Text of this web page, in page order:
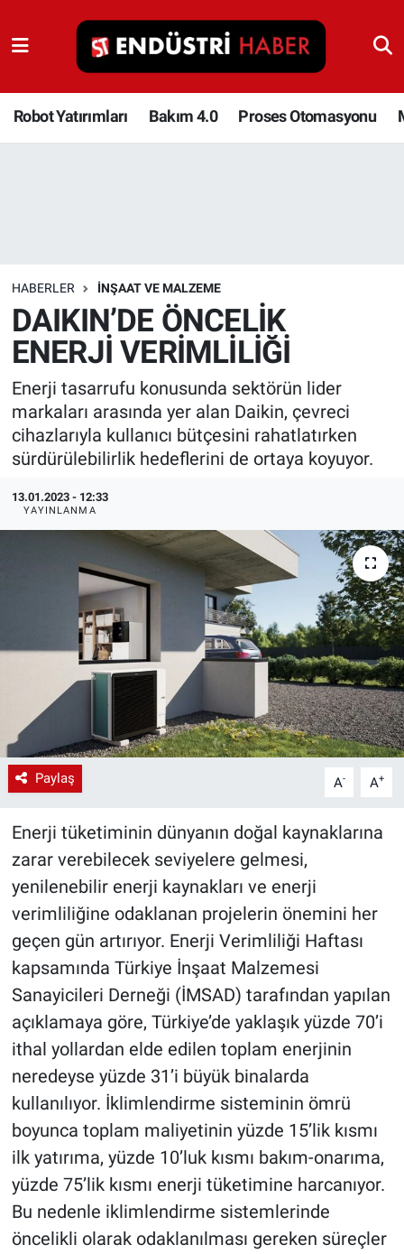
Robot Yatırımları Bakım 4.0 Proses Otomasyonu
HABERLER İNŞAAT VE MALZEME
DAIKIN’DE ÖNCELİK
ENERJİ VERİMLİLİĞİ
Enerji tasarrufu konusunda sektörün lider
markaları arasında yer alan Daikin, çevreci
cihazlarıyla kullanıcı bütçesini rahatlatırken
sürdürülebilirlik hedeflerini de ortaya koyuyor.
13.01.2023 - 12:33
YAYINLANMA
Paylaş A- A+
Enerji tüketiminin dünyanın doğal kaynaklarına
zarar verebilecek seviyelere gelmesi,
yenilenebilir enerji kaynakları ve enerji
verimliliğine odaklanan projelerin önemini her
geçen gün artırıyor. Enerji Verimliliği Haftası
kapsamında Türkiye İnşaat Malzemesi
Sanayicileri Derneği (İMSAD) tarafından yapılan
açıklamaya göre, Türkiye’de yaklaşık yüzde 70’i
ithal yollardan elde edilen toplam enerjinin
neredeyse yüzde 31’i büyük binalarda
kullanılıyor. İklimlendirme sisteminin ömrü
boyunca toplam maliyetinin yüzde 15’lik kısmı
ilk yatırıma, yüzde 10’luk kısmı bakım-onarıma,
yüzde 75’lik kısmı enerji tüketimine harcanıyor.
Bu nedenle iklimlendirme sistemlerinde
öncelikli olarak odaklanılması gereken süreçler
Robot Yatırımları
Bakım 4.0
Depolama Çözümleri
İnşaat ve Malzeme
HaberOrtak
EndüstriST
Endüstri 4.0 Uygulamaları
Ağır Sanayi Çözümleri